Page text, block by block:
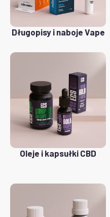
Długopisy i naboje Vape
Oleje i kapsułki CBD